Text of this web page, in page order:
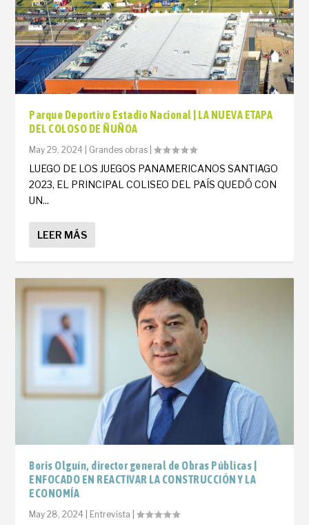
Parque Deportivo Estadio Nacional | LA NUEVA ETAPA
DEL COLOSO DE ÑUÑOA
May 29, 2024 Grandes obras |
LUEGO DE LOS JUEGOS PANAMERICANOS SANTIAGO
2023, EL PRINCIPAL COLISEO DEL PAÍS QUEDÓ CON
UN...
LEER MÁS
Boris Olguín, director general de Obras Públicas |
ENFOCADO EN REACTIVAR LA CONSTRUCCIÓN Y LA
ECONOMÍA
May 28, 2024 Entrevista |